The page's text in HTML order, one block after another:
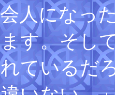
人になっ
す。そし
ているだ